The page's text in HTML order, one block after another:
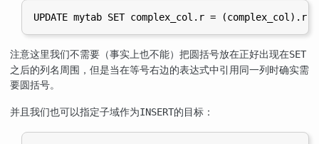
UPDATE mytab SET complex_col.r = (complex_col).r
注意这里我们不需要（事实上也不能）把圆括号放在正好出现在SET
之后的列名周围，但是当在等号右边的表达式中引用同一列时确实需
要圆括号。
并且我们也可以指定子域作为INSERT的目标：